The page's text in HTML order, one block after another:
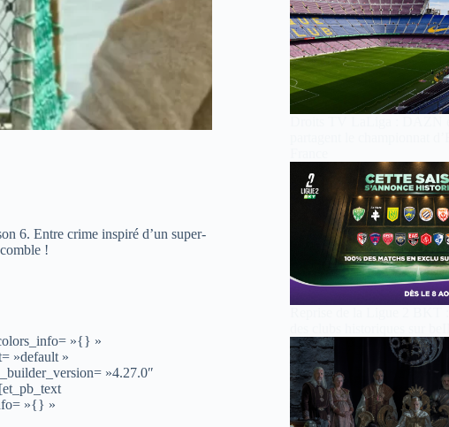
6. Entre crime inspiré d’un super-
!
»{} »
»default »
»4.27.0″
»{} »